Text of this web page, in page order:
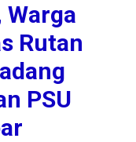
Rutan
PSU